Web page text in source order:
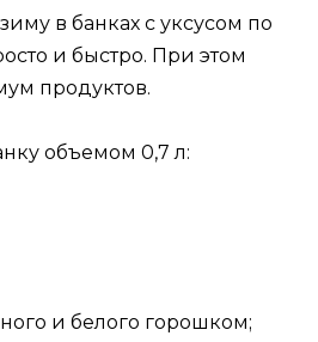
в банках с уксусом по
и быстро. При этом
продуктов.
объемом 0,7 л:
и белого горошком;